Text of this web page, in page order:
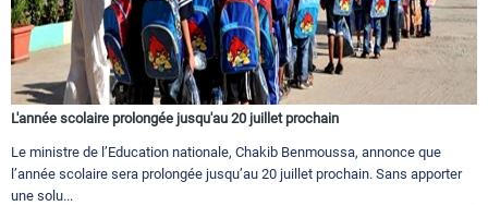
L'année scolaire prolongée jusqu'au 20 juillet prochain
Le ministre de l’Education nationale, Chakib Benmoussa, annonce que
l’année scolaire sera prolongée jusqu’au 20 juillet prochain. Sans apporter
une solu...